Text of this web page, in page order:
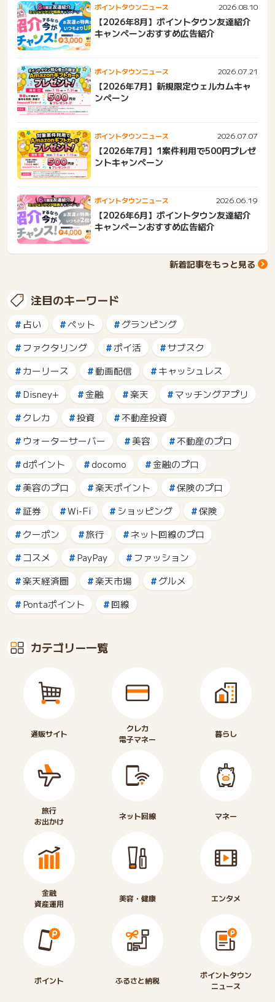
ポイントタウンニュース 2026.08.10
【2026年8月】ポイントタウン友達紹介
キャンペーンおすすめ広告紹介
ポイントタウンニュース 2026.07.21
【2026年7月】新規限定ウェルカムキャ
ンペーン
ポイントタウンニュース 2026.07.07
【2026年7月】1案件利用で500円プレゼ
ントキャンペーン
ポイントタウンニュース 2026.06.19
【2026年6月】ポイントタウン友達紹介
キャンペーンおすすめ広告紹介
新着記事をもっと見る
注目のキーワード
占い ペット
グランピング
ファクタリング
ポイ活
サブスク
カーリース
動画配信
キャッシュレス
Disney+
金融 楽天
マッチングアプリ
クレカ
投資
不動産投資
ウォーターサーバー
美容
不動産のプロ
dポイント
docomo
金融のプロ
美容のプロ
楽天ポイント
保険のプロ
証券
Wi-Fi ショッピング
保険
クーポン
旅行
ネット回線のプロ
コスメ
PayPay
ファッション
楽天経済圏
楽天市場
グルメ
Pontaポイント
回線
カテゴリー一覧
通販サイト
クレカ
電子マネー
暮らし
旅行
お出かけ
ネット回線 マネー
金融
資産運用
美容・健康 エンタメ
ポイント ふるさと納税
ポイントタウン
ニュース